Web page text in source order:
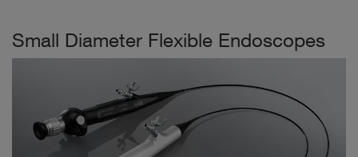
Small Diameter Flexible Endoscopes